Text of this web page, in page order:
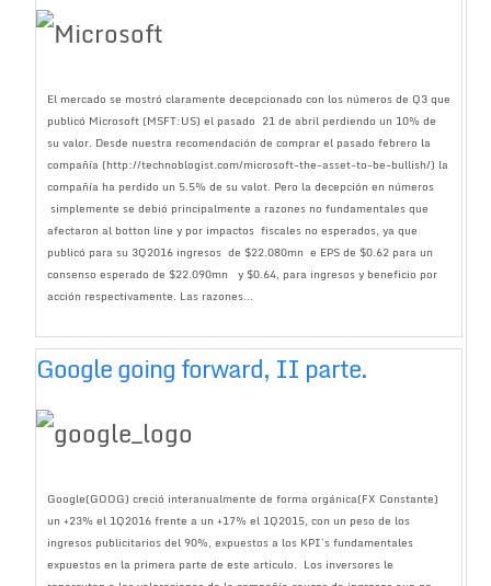
El mercado se mostró claramente decepcionado con los números de Q3 que
publicó Microsoft (MSFT:US) el pasado 21 de abril perdiendo un 10% de
su valor. Desde nuestra recomendación de comprar el pasado febrero la
compañía (http://technoblogist.com/microsoft-the-asset-to-be-bullish/) la
compañía ha perdido un 5.5% de su valot. Pero la decepción en números
simplemente se debió principalmente a razones no fundamentales que
afectaron al botton line y por impactos fiscales no esperados, ya que
publicó para su 3Q2016 ingresos de $22.080mn e EPS de $0.62 para un
consenso esperado de $22.090mn y $0.64, para ingresos y beneficio por
acción respectivamente. Las razones...
Google going forward, II parte.
Google(GOOG) creció interanualmente de forma orgánica(FX Constante)
un +23% el 1Q2016 frente a un +17% el 1Q2015, con un peso de los
ingresos publicitarios del 90%, expuestos a los KPI´s fundamentales
expuestos en la primera parte de este articulo. Los inversores le